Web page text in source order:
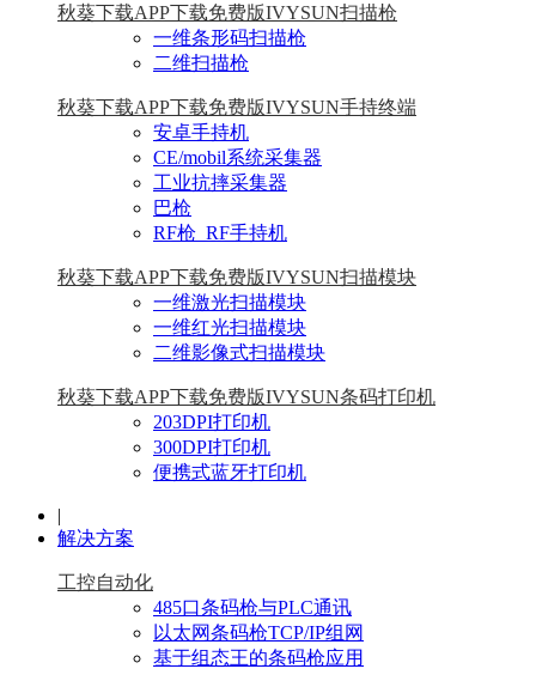
秋葵下载APP下载免费版IVYSUN扫描枪
一维条形码扫描枪
二维扫描枪
秋葵下载APP下载免费版IVYSUN手持终端
安卓手持机
CE/mobil系统采集器
工业抗摔采集器
巴枪
RF枪_RF手持机
秋葵下载APP下载免费版IVYSUN扫描模块
一维激光扫描模块
一维红光扫描模块
二维影像式扫描模块
秋葵下载APP下载免费版IVYSUN条码打印机
203DPI打印机
300DPI打印机
便携式蓝牙打印机
|
解决方案
工控自动化
485口条码枪与PLC通讯
以太网条码枪TCP/IP组网
基于组态王的条码枪应用